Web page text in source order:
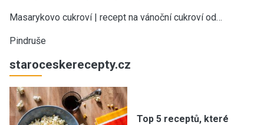
Masarykovo cukroví | recept na vánoční cukroví od…
Pindruše
staroceskerecepty.cz
Top 5 receptů, které